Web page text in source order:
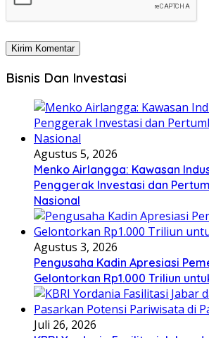
Bisnis Dan Investasi
Agustus 5, 2026
Menko Airlangga: Kawasan
Penggerak Investasi dan
Nasional
Agustus 3, 2026
Pengusaha Kadin Apresiasi
Gelontorkan Rp1.000 Triliun
Juli 26, 2026